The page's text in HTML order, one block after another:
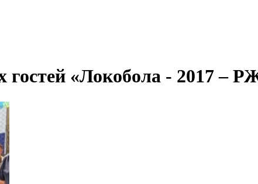
гостей «Локобола - 2017 –